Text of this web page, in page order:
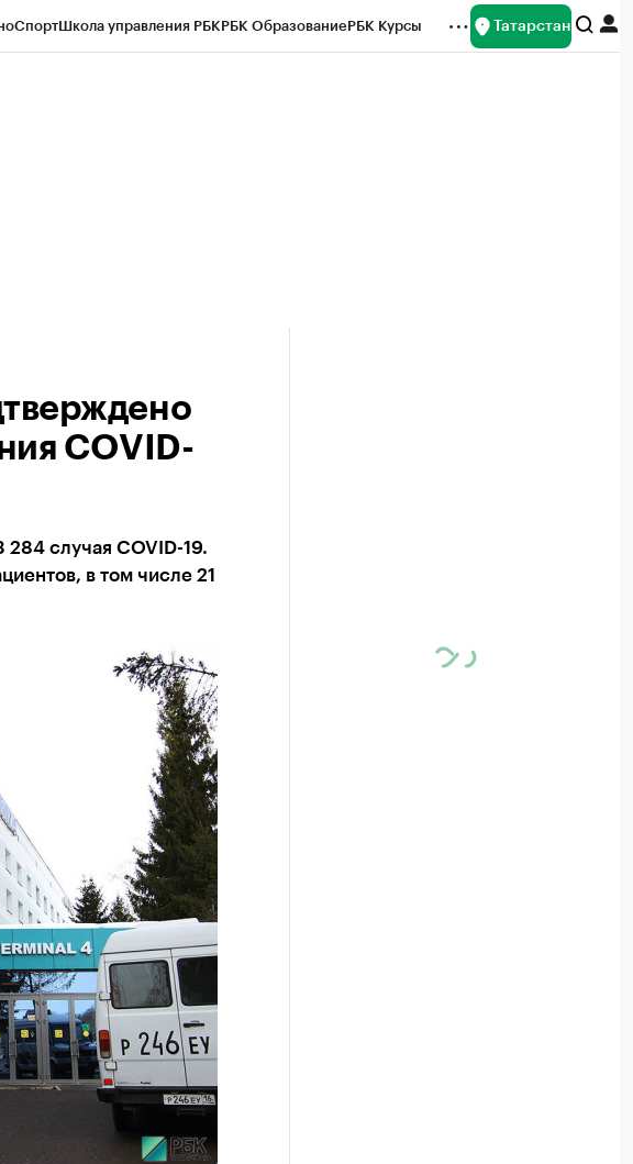
СпортШкола управления РБКРБК ОбразованиеРБК Курсы Татарстан
COVID-
284 случая COVID-19.
в том числе 21